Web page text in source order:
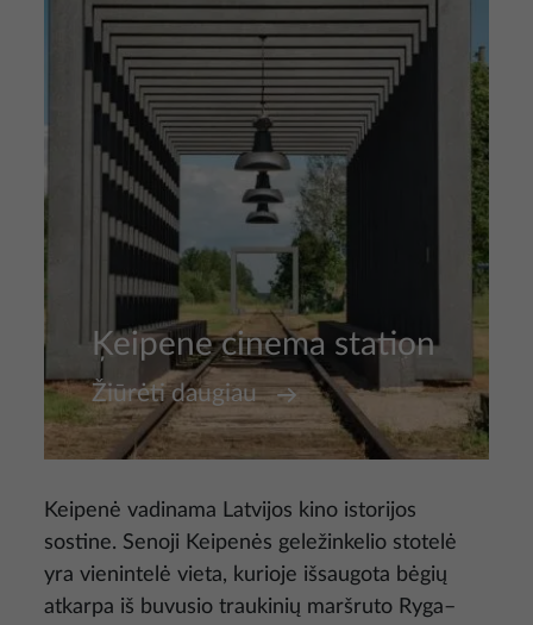
Ķeipene cinema station
Žiūrėti daugiau
Keipenė vadinama Latvijos kino istorijos
sostine. Senoji Keipenės geležinkelio stotelė
yra vienintelė vieta, kurioje išsaugota bėgių
atkarpa iš buvusio traukinių maršruto Ryga–